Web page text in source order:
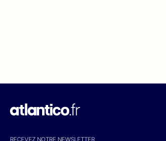
RECEVEZ NOTRE NEWSLETTER